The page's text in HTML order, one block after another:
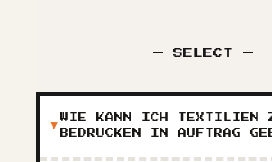
— SELECT —
▶
WIE KANN ICH TEXTILIEN
BEDRUCKEN IN AUFTRAG